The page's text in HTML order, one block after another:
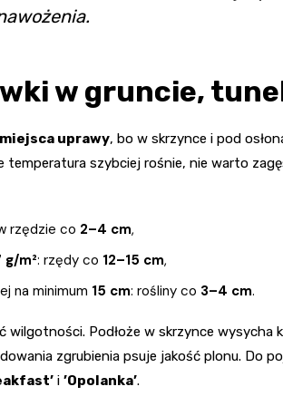
w gruncie,
uprawy, bo w skrzynce i pod
temperatura szybciej rośnie, nie warto
rzędzie co 2–4 cm,
g/m²: rzędy co 12–15 cm,
na minimum 15 cm: rośliny co 3–4 cm.
wilgotności. Podłoże w skrzynce wysycha
zgrubienia psuje jakość plonu. Do
i ’Opolanka’.